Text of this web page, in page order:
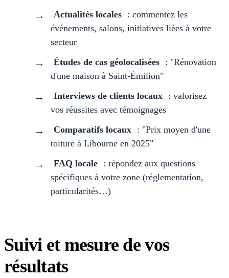
Actualités locales : commentez les
événements, salons, initiatives liées à votre
secteur
Études de cas géolocalisées : "Rénovation
d'une maison à Saint-Émilion"
Interviews de clients locaux : valorisez
vos réussites avec témoignages
Comparatifs locaux : "Prix moyen d'une
toiture à Libourne en 2025"
FAQ locale : répondez aux questions
spécifiques à votre zone (réglementation,
particularités…)
Suivi et mesure de vos
résultats